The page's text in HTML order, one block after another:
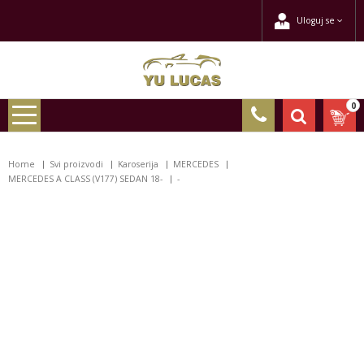
Uloguj se
0
Home Svi proizvodi Karoserija
MERCEDES
MERCEDES A CLASS (V177) SEDAN 18-
-